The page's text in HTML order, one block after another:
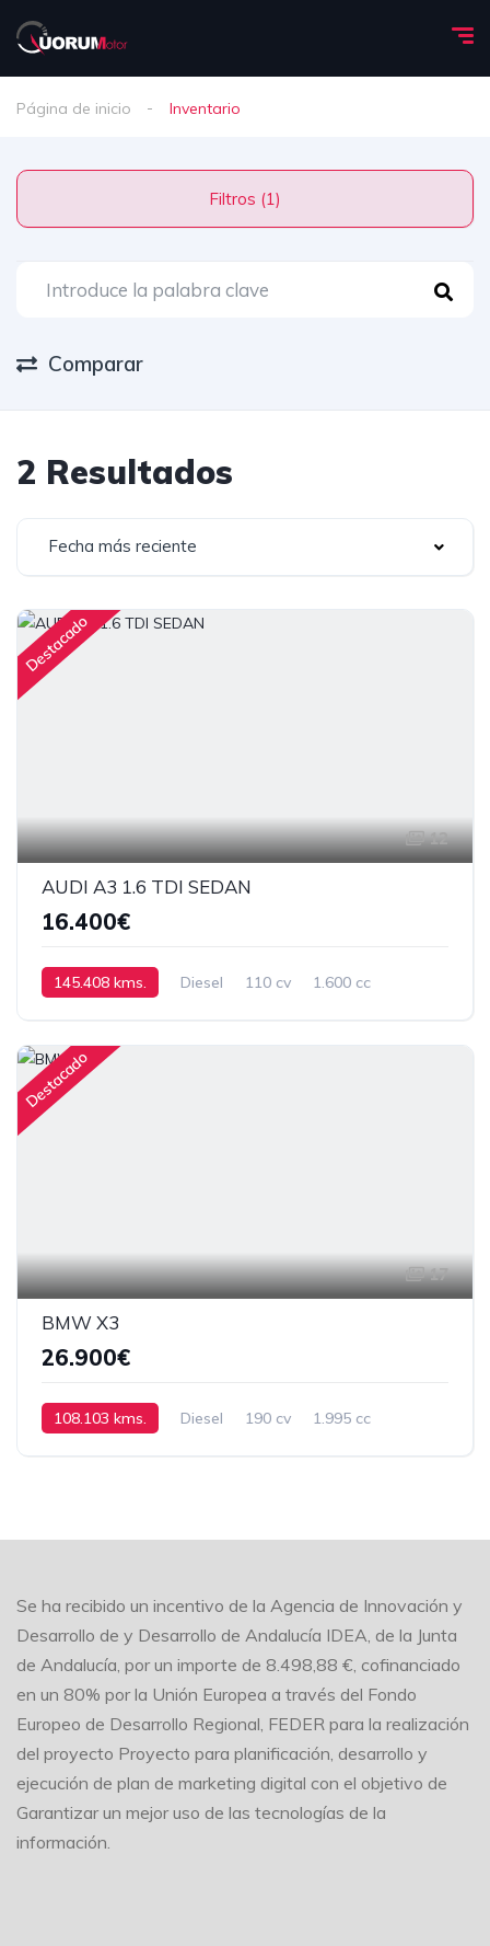
Página de inicio Inventario
Filtros (1)
Comparar
2 Resultados
Fecha más reciente
Destacado
12
AUDI A3 1.6 TDI SEDAN
16.400€
145.408 kms. Diesel 110 cv
1.600 cc
Destacado
17
BMW X3
26.900€
108.103 kms. Diesel 190 cv
1.995 cc
Se ha recibido un incentivo de la Agencia de Innovación y
Desarrollo de y Desarrollo de Andalucía IDEA, de la Junta
de Andalucía, por un importe de 8.498,88 €, cofinanciado
en un 80% por la Unión Europea a través del Fondo
Europeo de Desarrollo Regional, FEDER para la realización
del proyecto Proyecto para planificación, desarrollo y
ejecución de plan de marketing digital con el objetivo de
Garantizar un mejor uso de las tecnologías de la
información.